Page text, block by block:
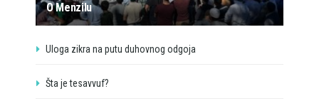
O Menzilu
Uloga zikra na putu duhovnog odgoja
Šta je tesavvuf?